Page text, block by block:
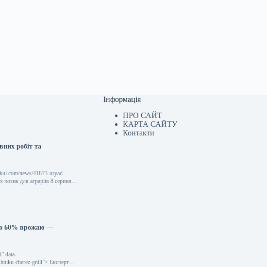
робіт та
news/41873-uryad-
для аграріїв 8 серпня
60% врожаю —
data-
cherez-gnili”> Експерт
Інформація
ПРО САЙТ
КАРТА САЙТУ
Контакти